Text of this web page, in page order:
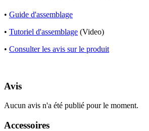
• Guide d'assemblage
• Tutoriel d'assemblage (Video)
• Consulter les avis sur le produit
Avis
Aucun avis n'a été publié pour le moment.
Accessoires